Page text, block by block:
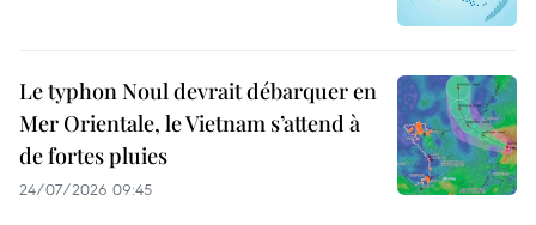
Le typhon Noul devrait débarquer en
Mer Orientale, le Vietnam s’attend à
de fortes pluies
24/07/2026 09:45